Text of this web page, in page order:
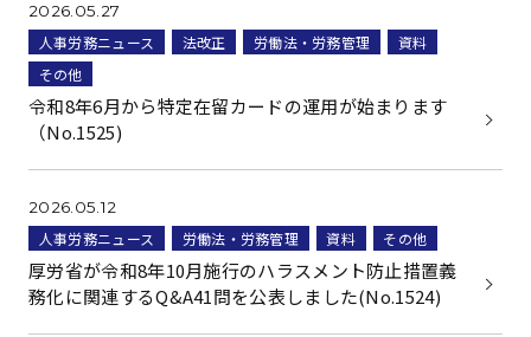
2026.05.27
人事労務ニュース 法改正 労働法・労務管理
資料
その他
令和8年6月から特定在留カードの運用が始まります
（No.1525)
2026.05.12
人事労務ニュース 労働法・労務管理 資料 その他
厚労省が令和8年10月施行のハラスメント防止措置義
務化に関連するQ&A41問を公表しました(No.1524)